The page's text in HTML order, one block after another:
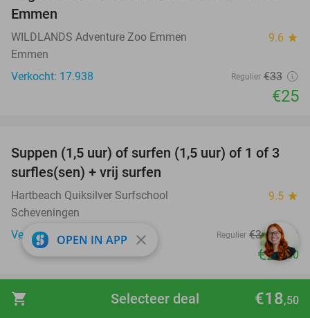
shopping_cart €18,50
Selecteer deal
Emmen
WILDLANDS Adventure Zoo Emmen 9.6 star
Emmen
Verkocht: 17.938
Regulier €33
€25
41%
Suppen (1,5 uur) of surfen (1,5 uur) of 1 of 3
surfles(sen) + vrij surfen
Hartbeach Quiksilver Surfschool 9.5 star
Scheveningen
Verkocht: 564
Regulier €36,50
€21,50
favorite_border
Gerecht naar keuze + evt. dessert +
OPEN IN APP close